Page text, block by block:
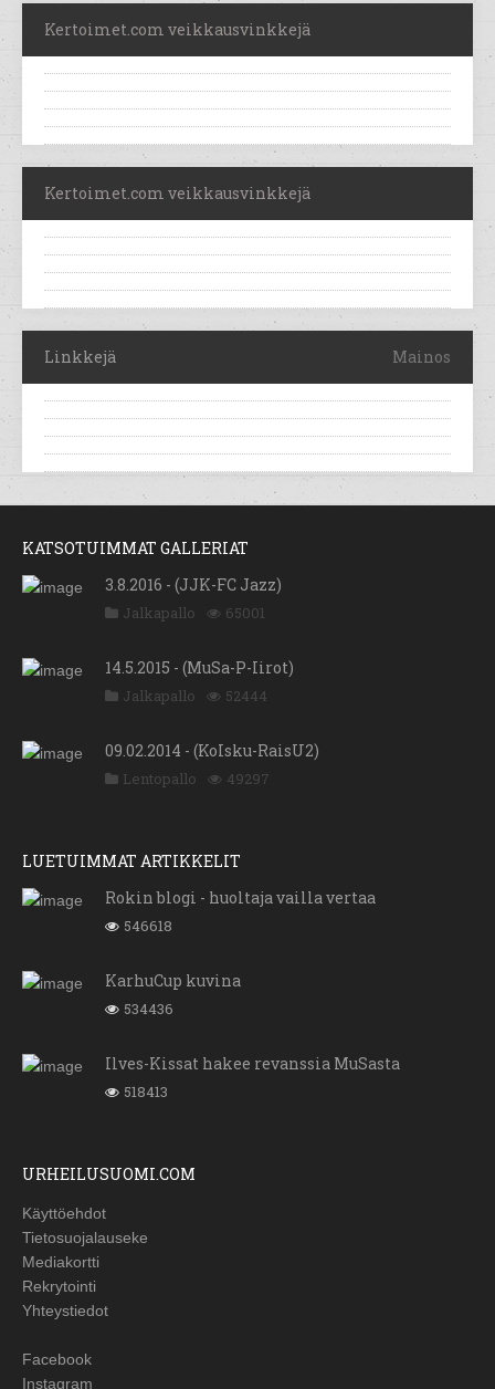
Kertoimet.com veikkausvinkkejä
Kertoimet.com veikkausvinkkejä
Linkkejä Mainos
KATSOTUIMMAT GALLERIAT
3.8.2016 - (JJK-FC Jazz)
Jalkapallo 65001
14.5.2015 - (MuSa-P-Iirot)
Jalkapallo 52444
09.02.2014 - (KoIsku-RaisU2)
Lentopallo 49297
LUETUIMMAT ARTIKKELIT
Rokin blogi - huoltaja vailla vertaa
546618
KarhuCup kuvina
534436
Ilves-Kissat hakee revanssia MuSasta
518413
URHEILUSUOMI.COM
Käyttöehdot
Tietosuojalauseke
Mediakortti
Rekrytointi
Yhteystiedot
Facebook
Instagram